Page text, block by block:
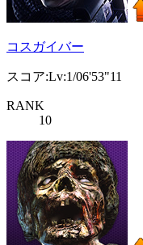
コスガイバー
スコア:Lv:1/06'53"11
RANK
10